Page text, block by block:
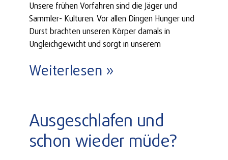
Unsere frühen Vorfahren sind die Jäger und
Sammler- Kulturen. Vor allen Dingen Hunger und
Durst brachten unseren Körper damals in
Ungleichgewicht und sorgt in unserem
Weiterlesen »
Ausgeschlafen und
schon wieder müde?